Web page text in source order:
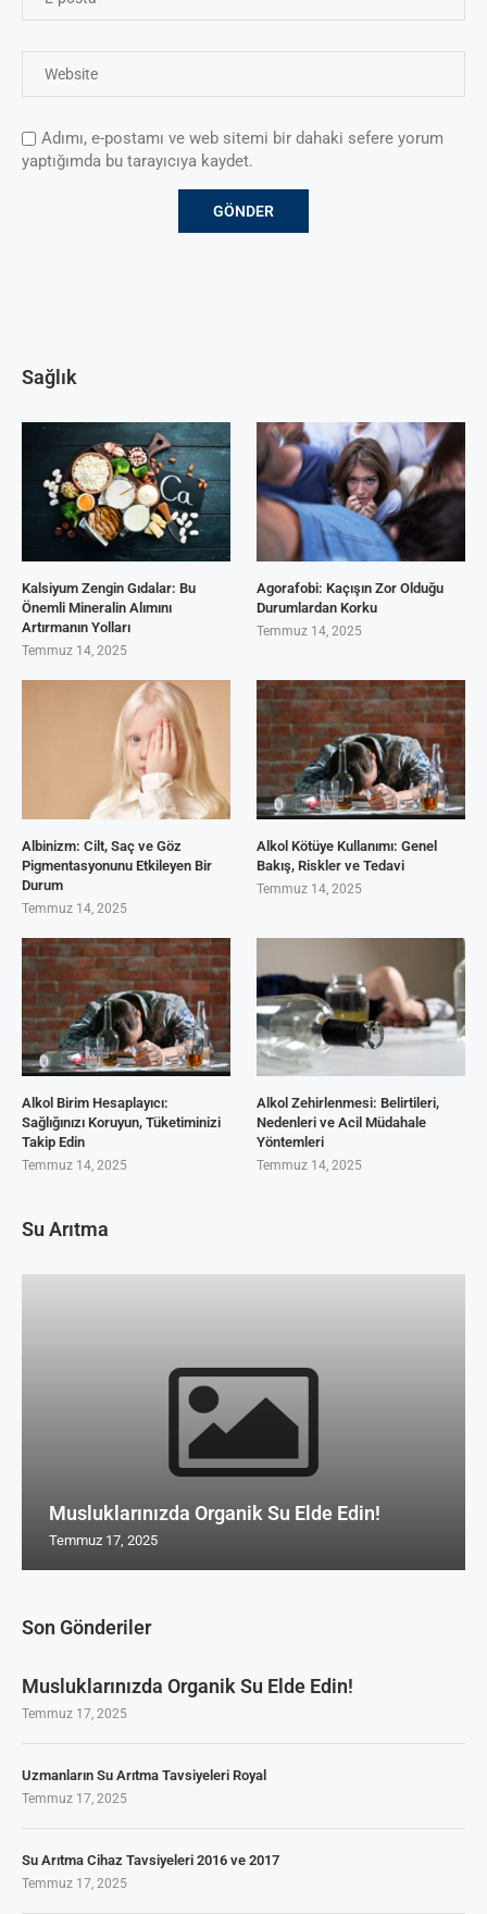
Adımı, e-postamı ve web sitemi bir dahaki sefere yorum
yaptığımda bu tarayıcıya kaydet.
Son Gönderiler
Musluklarınızda Organik Su Elde Edin!
Temmuz 17, 2025
Uzmanların Su Arıtma Tavsiyeleri Royal
Temmuz 17, 2025
Su Arıtma Cihaz Tavsiyeleri 2016 ve 2017
Temmuz 17, 2025
Sağlık
Kalsiyum Zengin Gıdalar: Bu
Önemli Mineralin Alımını
Artırmanın Yolları
Temmuz 14, 2025
Agorafobi: Kaçışın Zor Olduğu
Durumlardan Korku
Temmuz 14, 2025
Albinizm: Cilt, Saç ve Göz
Pigmentasyonunu Etkileyen Bir
Durum
Temmuz 14, 2025
Alkol Kötüye Kullanımı: Genel
Bakış, Riskler ve Tedavi
Temmuz 14, 2025
Alkol Birim Hesaplayıcı:
Sağlığınızı Koruyun, Tüketiminizi
Takip Edin
Temmuz 14, 2025
Alkol Zehirlenmesi: Belirtileri,
Nedenleri ve Acil Müdahale
Yöntemleri
Temmuz 14, 2025
Su Arıtma
Musluklarınızda Organik Su Elde Edin!
Temmuz 17, 2025